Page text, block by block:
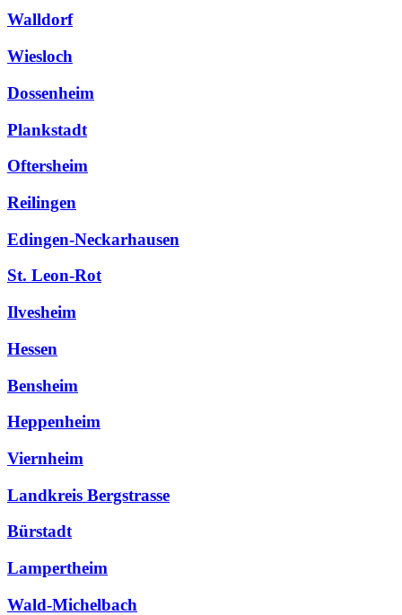
Walldorf
Wiesloch
Dossenheim
Plankstadt
Oftersheim
Reilingen
Edingen-Neckarhausen
St. Leon-Rot
Ilvesheim
Hessen
Bensheim
Heppenheim
Viernheim
Landkreis Bergstrasse
Bürstadt
Lampertheim
Wald-Michelbach